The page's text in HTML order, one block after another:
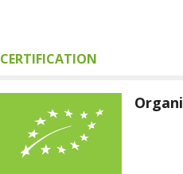
CERTIFICATION